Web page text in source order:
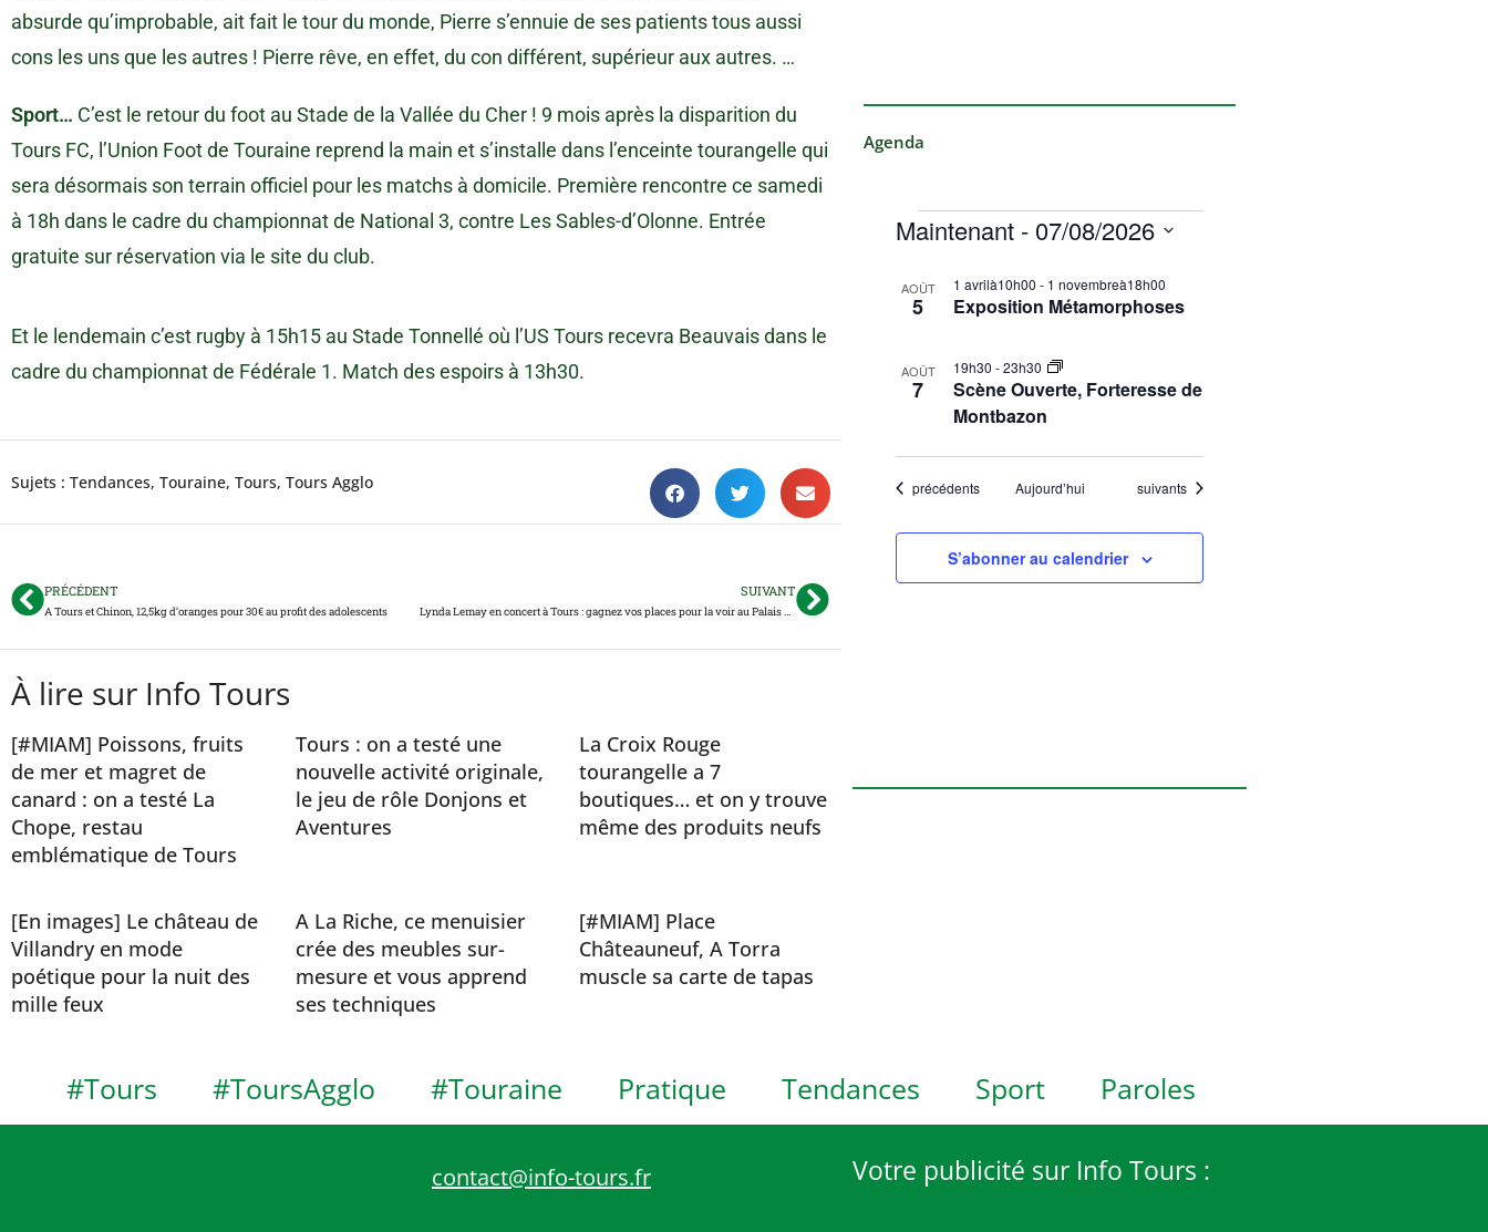
absurde qu’improbable, ait fait le tour du monde, Pierre s’ennuie de ses patients tous aussi
cons les uns que les autres ! Pierre rêve, en effet, du con différent, supérieur aux autres. …
Sport… C’est le retour du foot au Stade de la Vallée du Cher ! 9 mois après la disparition du
Tours FC, l’Union Foot de Touraine reprend la main et s’installe dans l’enceinte tourangelle qui
sera désormais son terrain officiel pour les matchs à domicile. Première rencontre ce samedi
à 18h dans le cadre du championnat de National 3, contre Les Sables-d’Olonne. Entrée
gratuite sur réservation via le site du club.
Et le lendemain c’est rugby à 15h15 au Stade Tonnellé où l’US Tours recevra Beauvais dans le
cadre du championnat de Fédérale 1. Match des espoirs à 13h30.
Sujets : Tendances, Touraine, Tours, Tours Agglo
PRÉCÉDENT
A Tours et Chinon, 12,5kg d’oranges pour 30€ au profit des adolescents
SUIVANT
Lynda Lemay en concert à Tours : gagnez vos places pour la voir au Palais des Congrès
À lire sur Info Tours
[#MIAM] Poissons, fruits
de mer et magret de
canard : on a testé La
Chope, restau
emblématique de Tours
Tours : on a testé une
nouvelle activité originale,
le jeu de rôle Donjons et
Aventures
La Croix Rouge
tourangelle a 7
boutiques… et on y trouve
même des produits neufs
[En images] Le château de
Villandry en mode
poétique pour la nuit des
mille feux
A La Riche, ce menuisier
crée des meubles sur-
mesure et vous apprend
ses techniques
[#MIAM] Place
Châteauneuf, A Torra
muscle sa carte de tapas
Agenda
Maintenant - 07/08/2026
é
c
o
n
e
L
t
e
v
e
t
AOÛT
5 Exposition Métamorphoses
1 avrilà10h00 - 1 novembreà18h00
AOÛT
7
Scène Ouverte, Forteresse de
Montbazon
19h30-23h30
Évènements
précédents Aujourd’hui Évènements
suivants
S’abonner au calendrier
#Tours #ToursAgglo #Touraine Pratique Tendances Sport Paroles
contact@info-tours.fr Votre publicité sur Info Tours :